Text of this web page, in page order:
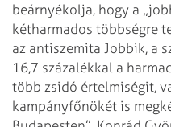
beárnyékolja, hogy a
kétharmados többségre
az antiszemita Jobbik, a
16,7 százalékkal a
több zsidó értelmiségit,
kampányfőnökét is